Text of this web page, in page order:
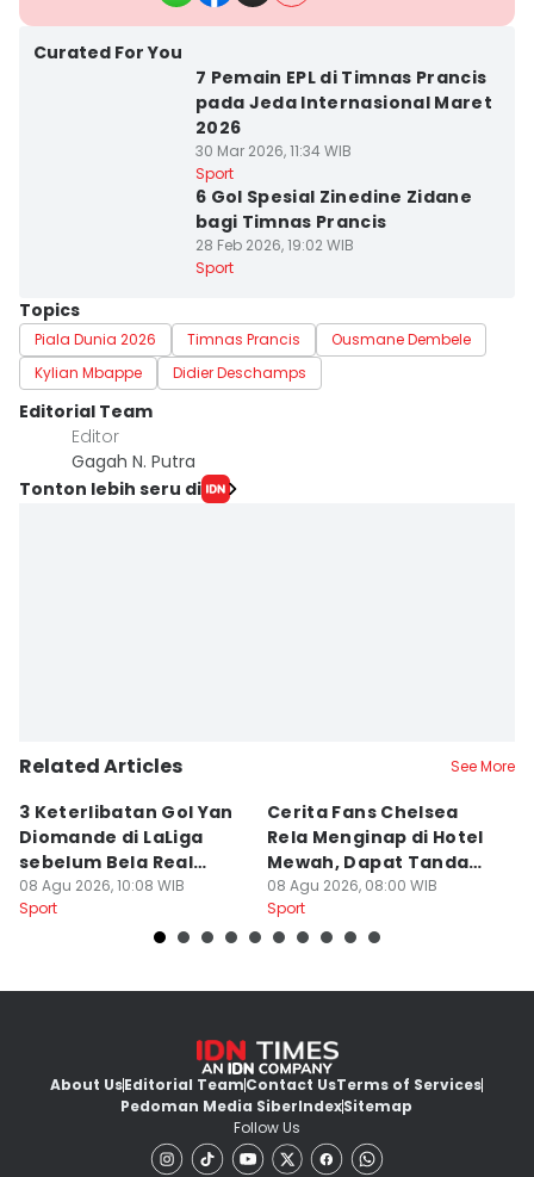
Curated For You
7 Pemain EPL di Timnas Prancis
pada Jeda Internasional Maret
2026
30 Mar 2026, 11:34 WIB
Sport
6 Gol Spesial Zinedine Zidane
bagi Timnas Prancis
28 Feb 2026, 19:02 WIB
Sport
Topics
Piala Dunia 2026 Timnas Prancis
Ousmane Dembele
Kylian Mbappe
Didier Deschamps
Editorial Team
Editor
Gagah N. Putra
Tonton lebih seru di
Related Articles See More
3 Keterlibatan Gol Yan
Diomande di LaLiga
sebelum Bela Real
Madrid
08 Agu 2026, 10:08 WIB
Sport
Cerita Fans Chelsea
Rela Menginap di Hotel
Mewah, Dapat Tanda
Tangan Alonso
08 Agu 2026, 08:00 WIB
Sport
About UsEditorial TeamContact UsTerms of Services
Pedoman Media SiberIndexSitemap
Follow Us